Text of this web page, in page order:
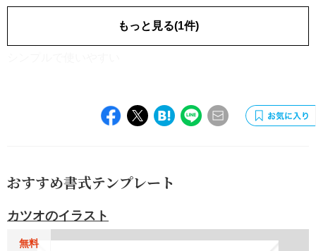
女性／20歳未満
もっと見る(1件)
おすすめ書式テンプレート
カツオのイラスト
無料